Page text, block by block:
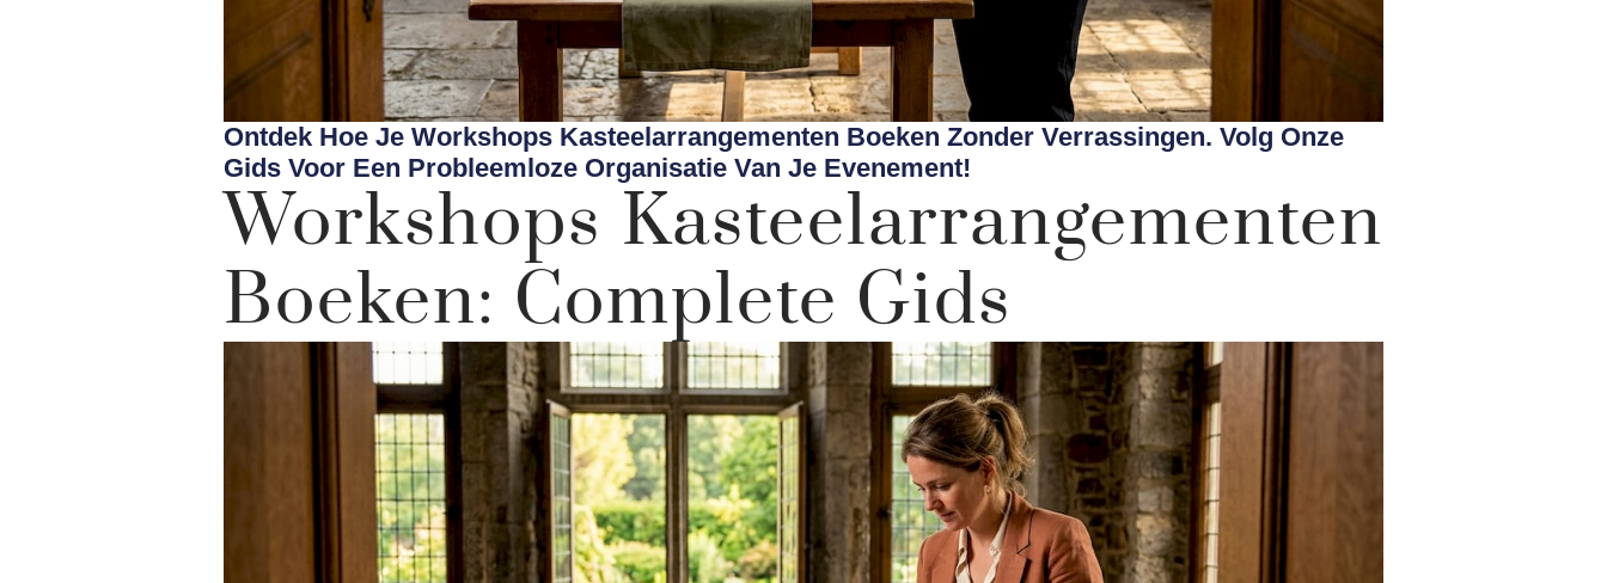
Ontdek Hoe Je Workshops Kasteelarrangementen Boeken Zonder Verrassingen. Volg Onze
Gids Voor Een Probleemloze Organisatie Van Je Evenement!
Workshops Kasteelarrangementen
Boeken: Complete Gids